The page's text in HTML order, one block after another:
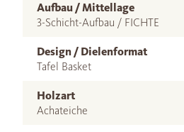
Aufbau / Mittellage
3-Schicht-Aufbau / FICHTE
Design / Dielenformat
Tafel Basket
Holzart
Achateiche